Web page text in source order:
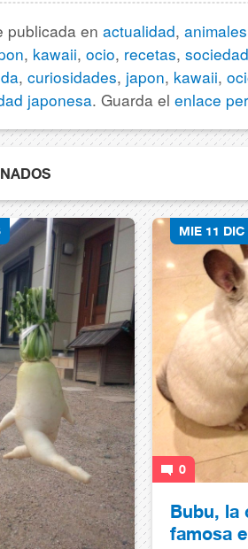
publicada en actualidad, animales
, kawaii, ocio, recetas, sociedad
, curiosidades, japon, kawaii,
japonesa. Guarda el enlace
MIE 11 DIC
0
Bubu, la
famosa